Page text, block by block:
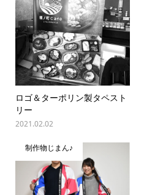
ロゴ＆ターポリン製タペスト
リー
2021.02.02
制作物じまん♪